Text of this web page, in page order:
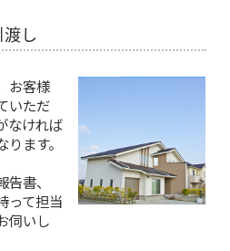
し
お客様
いただ
なければ
ます。
書、
って担当
伺いし